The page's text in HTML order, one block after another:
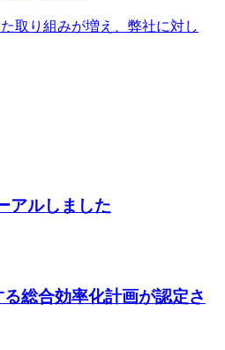
取り組みが増え、弊社に対し
アルしました
総合効率化計画が認定さ